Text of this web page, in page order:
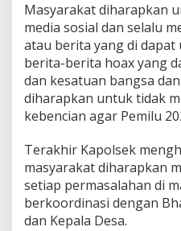
Masyarakat diharapkan
media sosial dan selalu
atau berita yang di
berita-berita hoax yang
dan kesatuan bangsa
diharapkan untuk tidak
kebencian agar Pemilu
Terakhir Kapolsek
masyarakat diharapkan
setiap permasalahan di
berkoordinasi dengan
dan Kepala Desa.